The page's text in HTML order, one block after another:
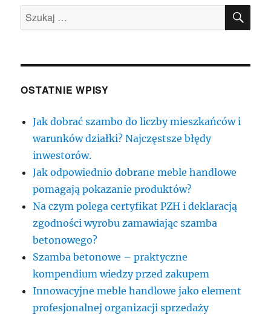
Szukaj:
OSTATNIE WPISY
Jak dobrać szambo do liczby mieszkańców i
warunków działki? Najczęstsze błędy
inwestorów.
Jak odpowiednio dobrane meble handlowe
pomagają pokazanie produktów?
Na czym polega certyfikat PZH i deklaracją
zgodności wyrobu zamawiając szamba
betonowego?
Szamba betonowe – praktyczne
kompendium wiedzy przed zakupem
Innowacyjne meble handlowe jako element
profesjonalnej organizacji sprzedaży